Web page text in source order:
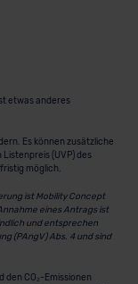
etwas anderes
Es können zusätzliche
(UVP) des
möglich.
ist Mobility Concept
eines Antrags ist
und entsprechen
(PAngV) Abs. 4 und sind
CO₂-Emissionen